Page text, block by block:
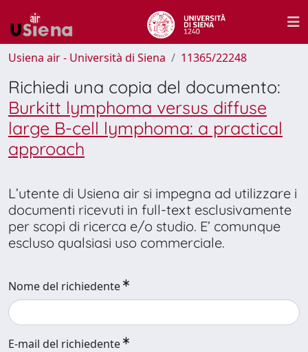
Usiena air - Università di Siena 11365/22248
Richiedi una copia del documento:
Burkitt lymphoma versus diffuse
large B-cell lymphoma: a practical
approach
L’utente di Usiena air si impegna ad utilizzare i
documenti ricevuti in full-text esclusivamente
per scopi di ricerca e/o studio. E’ comunque
escluso qualsiasi uso commerciale.
Nome del richiedente
E-mail del richiedente